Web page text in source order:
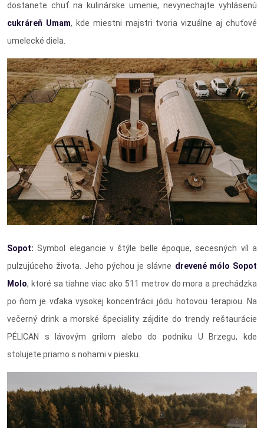
dostanete chuť na kulinárske umenie, nevynechajte vyhlásenú
cukráreň Umam, kde miestni majstri tvoria vizuálne aj chuťové
umelecké diela.
Sopot: Symbol elegancie v štýle belle époque, secesných víl a
pulzujúceho života. Jeho pýchou je slávne drevené mólo Sopot
Molo, ktoré sa tiahne viac ako 511 metrov do mora a prechádzka
po ňom je vďaka vysokej koncentrácii jódu hotovou terapiou. Na
večerný drink a morské špeciality zájdite do trendy reštaurácie
PÉLICAN s lávovým grilom alebo do podniku U Brzegu, kde
stolujete priamo s nohami v piesku.